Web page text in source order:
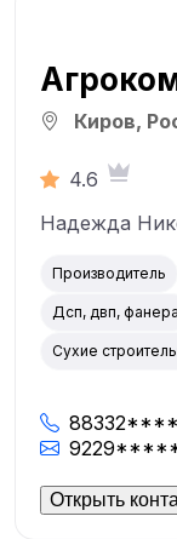
Киров,
4.6
Надежда
Производитель
Дсп, двп, фанера
Сухие
Открыть